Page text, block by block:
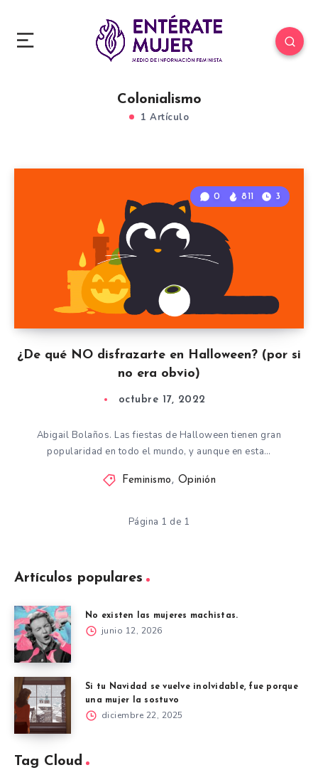
Colonialismo
1 Artículo
¿De qué NO disfrazarte en Halloween? (por si
no era obvio)
0 811 3
octubre 17, 2022
Abigail Bolaños. Las fiestas de Halloween tienen gran
popularidad en todo el mundo, y aunque en esta…
Feminismo, Opinión
Página 1 de 1
Artículos populares
No existen las mujeres machistas.
junio 12, 2026
Si tu Navidad se vuelve inolvidable, fue porque
una mujer la sostuvo
diciembre 22, 2025
Tag Cloud